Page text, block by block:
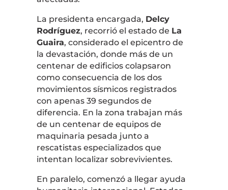
La presidenta encargada, Delcy
Rodríguez, recorrió el estado de La
Guaira, considerado el epicentro de
la devastación, donde más de un
centenar de edificios colapsaron
como consecuencia de los dos
movimientos sísmicos registrados
con apenas 39 segundos de
diferencia. En la zona trabajan más
de un centenar de equipos de
maquinaria pesada junto a
rescatistas especializados que
intentan localizar sobrevivientes.
En paralelo, comenzó a llegar ayuda